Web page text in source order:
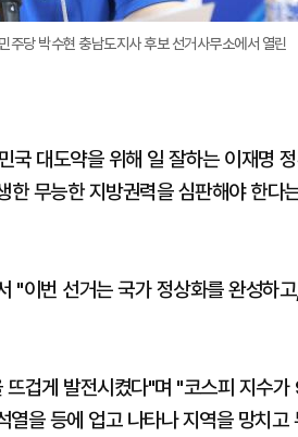
주당 박수현 충남도지사 후보 선거사무소에서 열린
대도약을 위해 일 잘하는 이재명
무능한 지방권력을 심판해야 한다
"이번 선거는 국가 정상화를 완성하
뜨겁게 발전시켰다"며 "코스피 지수
을 등에 업고 나타나 지역을 망치고